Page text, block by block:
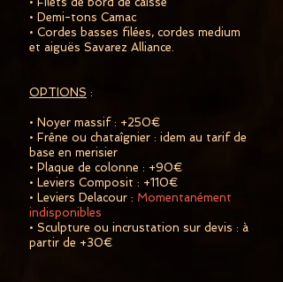
• Demi-tons Camac
• Cordes basses filées, cordes medium
et aiguës Savarez Alliance.
OPTIONS :
• Noyer massif : +250€
• Frêne ou chataîgnier : idem au tarif de
base en merisier
• Plaque de colonne : +90€
• Leviers Composit : +110€
• Leviers Delacour : Momentanément
indisponibles
• Sculpture ou incrustation sur devis : à
partir de +30€